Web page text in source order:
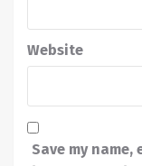
Website
Save my